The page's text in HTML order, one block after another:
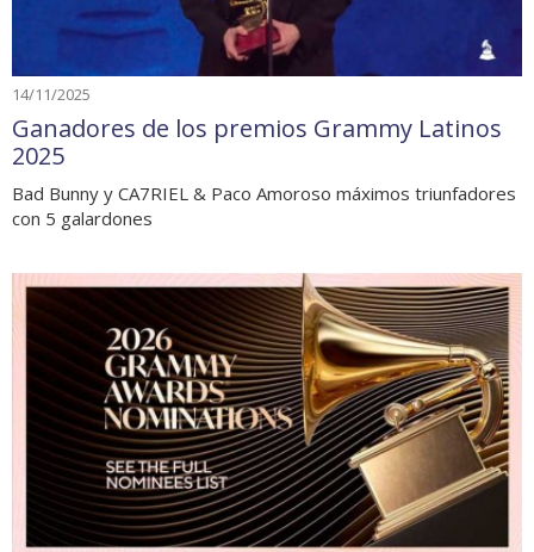
14/11/2025
Ganadores de los premios Grammy Latinos
2025
Bad Bunny y CA7RIEL & Paco Amoroso máximos triunfadores
con 5 galardones